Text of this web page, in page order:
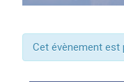
Cet évènement est